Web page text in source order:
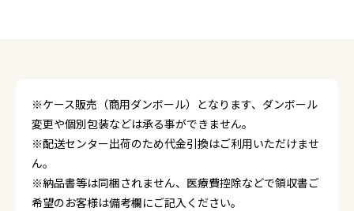
※ケース販売（商用ダンボール）となります、ダンボール
変更や個別包装などは承る事ができません。
※配送センター出荷のため代金引換はご利用いただけませ
ん。
※納品書等は同梱されません、医療費控除などで領収書ご
希望のお客様は備考欄にご記入ください。